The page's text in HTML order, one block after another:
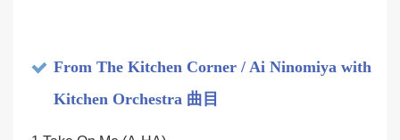
From The Kitchen Corner / Ai Ninomiya with
Kitchen Orchestra 曲目